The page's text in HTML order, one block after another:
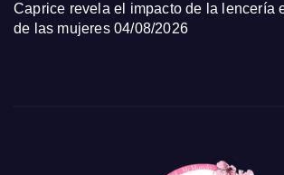
Caprice revela el impacto de la lencería
de las mujeres 04/08/2026